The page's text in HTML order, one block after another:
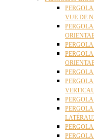
VUE DE